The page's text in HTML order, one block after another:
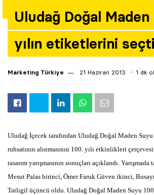
Uludağ Doğal
yılın etiketlerini seçti
Marketing Türkiye 21 Haziran 2013 1 dk
Uludağ İçecek tarafından Uludağ Doğal Maden Suyu
ruhsatının alınmasının 100. yılı etkinlikleri
tasarım yarışmasının sonuçları açıklandı. Yarışmada
Mesut Palas birinci, Ömer Faruk Güven ikinci,
Tatlıgil üçüncü oldu. Uludağ Doğal Maden Suyu
Araştırma